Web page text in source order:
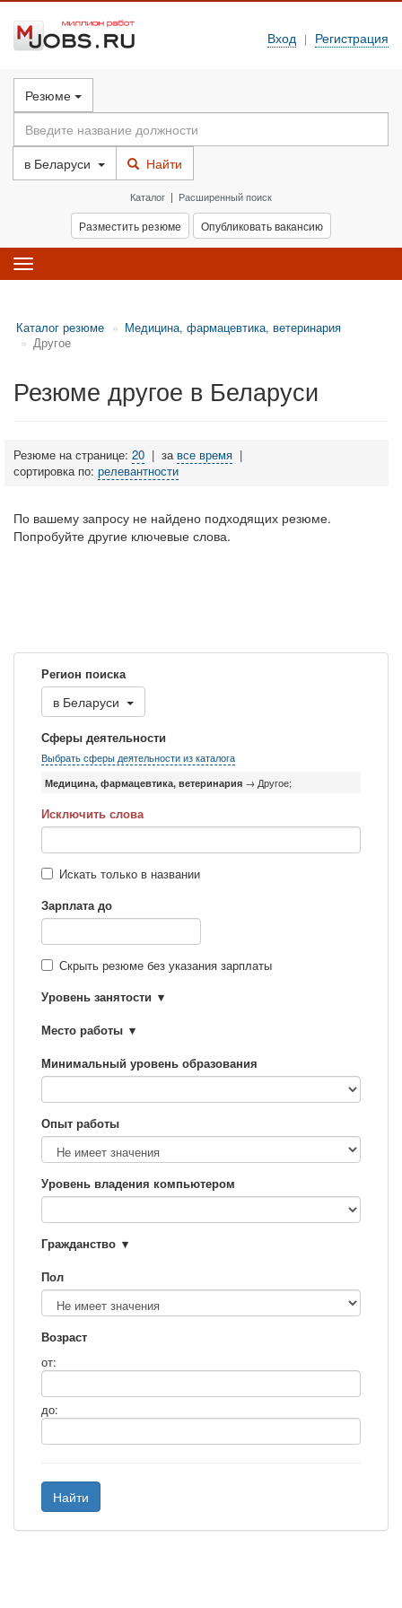
Вход | Регистрация
Резюме
в Беларуси Найти
Каталог | Расширенный поиск
Разместить резюме Опубликовать вакансию
Toggle
navigation
Каталог резюме
Медицина, фармацевтика, ветеринария
Другое
Резюме другое в Беларуси
Резюме на странице: 20 | за все время |
сортировка по: релевантности
По вашему запросу не найдено подходящих резюме.
Попробуйте другие ключевые слова.
Регион поиска
в Беларуси
Сферы деятельности
Выбрать сферы деятельности из каталога
Медицина, фармацевтика, ветеринария → Другое;
Исключить слова
Искать только в названии
Зарплата до
Скрыть резюме без указания зарплаты
Уровень занятости
Место работы
Минимальный уровень образования
Опыт работы
Уровень владения компьютером
Гражданство
Пол
Возраст
от:
до:
Найти